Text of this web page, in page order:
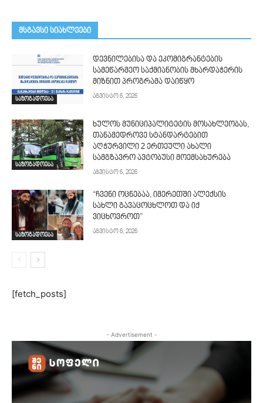
მსგავსი სიახლეები
საზოგადოება
დევნილებისა და ეკომიგრანტების
სამეწარმეო საქმიანობის მხარდაჭერის
მიზნით პროგრამა დაიწყო
აგვისტო 6, 2026
საზოგადოება
ხულოს მუნიციპალიტეტის მოსახლეობას,
თანამედროვე სტანდარტებით
აღჭურვილი 2 ერთეული ახალი
სამგზავრო ავტობუსი მოემსახურება
აგვისტო 6, 2026
საზოგადოება
“ჩვენი ოცნებაა, იმერეთში ალექსის
სახლი გავაცოცხლოთ და იქ
ვიცხოვროთ”
აგვისტო 6, 2026
[fetch_posts]
- Advertisement -